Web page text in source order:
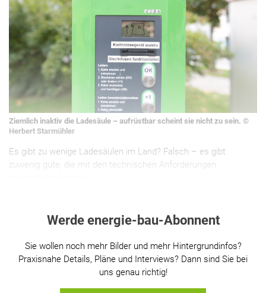
Ziemlich inaktiv die Ladesäule – aufrüstbar scheint sie nicht zu sein. ©
Herbert Starmühler
Es gibt zu wenige Ladesäulen im Land? Falsch – es gibt
zuwenig gute, die mit den technischen Anforderungen
Werde energie-bau-Abonnent
Sie wollen noch mehr Bilder und mehr Hintergrundinfos?
Praxisnahe Details, Pläne und Interviews? Dann sind Sie bei
uns genau richtig!